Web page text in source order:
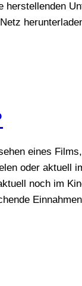
eines
oder aktuell
noch im